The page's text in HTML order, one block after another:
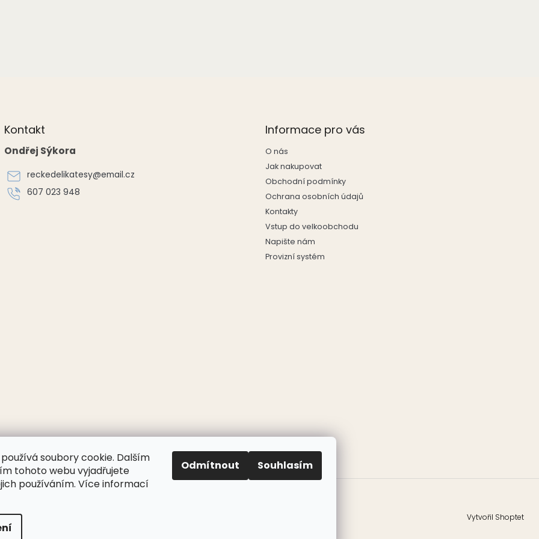
soubory cookie. Dalším
tohoto webu vyjadřujete
používáním. Více informací
Odmítnout Souhlasím
Kontakt
Ondřej Sýkora
reckedelikatesy@email.cz
607 023 948
Informace pro vás
O nás
Jak nakupovat
Obchodní podmínky
Ochrana osobních údajů
Kontakty
Vstup do velkoobchodu
Napište nám
Provizní systém
Vytvořil Shoptet